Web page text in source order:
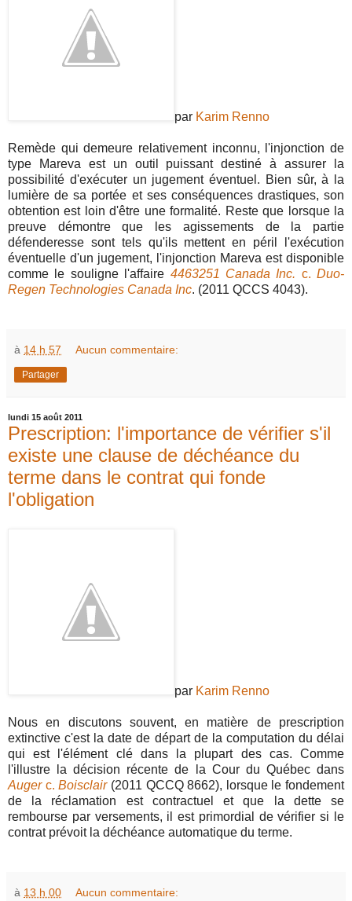
par Karim Renno
Remède qui demeure relativement inconnu, l'injonction de
type Mareva est un outil puissant destiné à assurer la
possibilité d'exécuter un jugement éventuel. Bien sûr, à la
lumière de sa portée et ses conséquences drastiques, son
obtention est loin d'être une formalité. Reste que lorsque la
preuve démontre que les agissements de la partie
défenderesse sont tels qu'ils mettent en péril l'exécution
éventuelle d'un jugement, l'injonction Mareva est disponible
comme le souligne l'affaire 4463251 Canada Inc. c. Duo-
Regen Technologies Canada Inc. (2011 QCCS 4043).
à 14 h 57 Aucun commentaire:
Partager
lundi 15 août 2011
Prescription: l'importance de vérifier s'il
existe une clause de déchéance du
terme dans le contrat qui fonde
l'obligation
par Karim Renno
Nous en discutons souvent, en matière de prescription
extinctive c'est la date de départ de la computation du délai
qui est l'élément clé dans la plupart des cas. Comme
l'illustre la décision récente de la Cour du Québec dans
Augerc.Boisclair(2011 QCCQ 8662), lorsque le fondement
de la réclamation est contractuel et que la dette se
rembourse par versements, il est primordial de vérifier si le
contrat prévoit la déchéance automatique du terme.
à 13 h 00 Aucun commentaire: